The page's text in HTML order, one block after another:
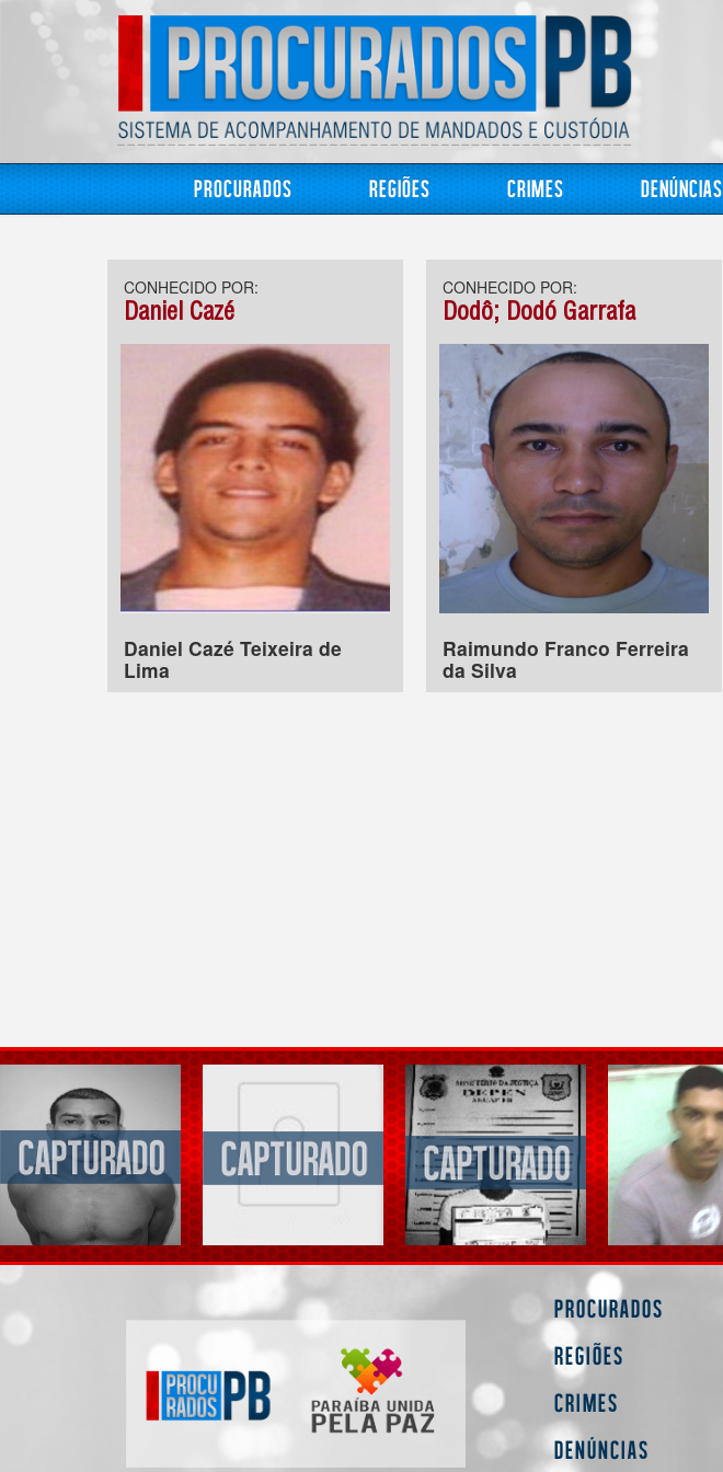
Procurados Regiões Crimes Denúncias
CONHECIDO POR:
Daniel Cazé
Daniel Cazé Teixeira de
Lima
CONHECIDO POR:
Dodô; Dodó Garrafa
Raimundo Franco Ferreira
da Silva
Procurados
Regiões
Crimes
Denúncias